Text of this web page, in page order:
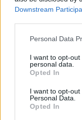
Downstream
Please note that this
not limited to your
grant or deny
use your data for
consent section.
Personal Data
I want to opt-
personal data.
Opted In
I want to opt-
Personal Data.
Opted In
One
Body Die